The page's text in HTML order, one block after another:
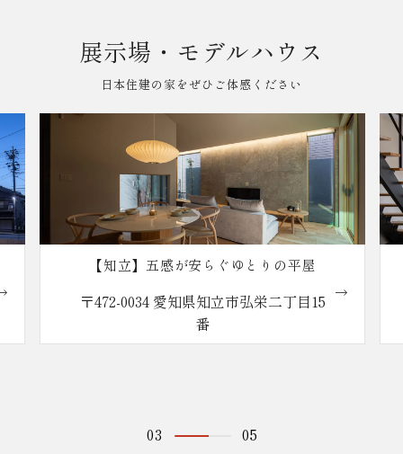
展示場・モデルハウス
日本住建の家をぜひご体感ください
【知立】五感が安らぐゆとりの平屋
〒472-0034 愛知県知立市弘栄二丁目15
番
03 05